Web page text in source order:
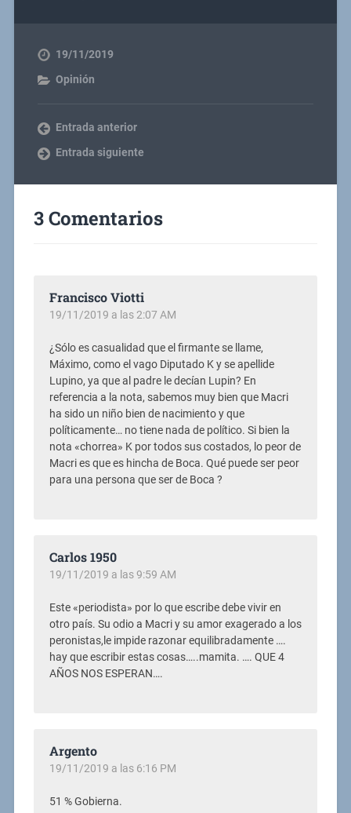
19/11/2019
Opinión
Entrada anterior
Entrada siguiente
3 Comentarios
Francisco Viotti
19/11/2019 a las 2:07 AM
¿Sólo es casualidad que el firmante se llame,
Máximo, como el vago Diputado K y se apellide
Lupino, ya que al padre le decían Lupin? En
referencia a la nota, sabemos muy bien que Macri
ha sido un niño bien de nacimiento y que
políticamente… no tiene nada de político. Si bien la
nota «chorrea» K por todos sus costados, lo peor de
Macri es que es hincha de Boca. Qué puede ser peor
para una persona que ser de Boca ?
Carlos 1950
19/11/2019 a las 9:59 AM
Este «periodista» por lo que escribe debe vivir en
otro país. Su odio a Macri y su amor exagerado a los
peronistas,le impide razonar equilibradamente ….
hay que escribir estas cosas…..mamita. …. QUE 4
AÑOS NOS ESPERAN….
Argento
19/11/2019 a las 6:16 PM
51 % Gobierna.